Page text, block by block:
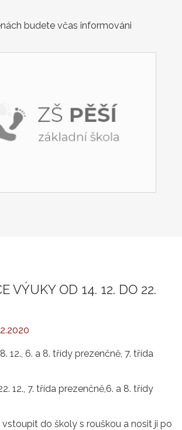
budete včas informováni
VÝUKY OD 14. 12. DO 22.
12., 6. a 8. třídy prezenčně, 7. třída
12., 7. třída prezenčně,6. a 8. třídy
do školy s rouškou a nosit ji po